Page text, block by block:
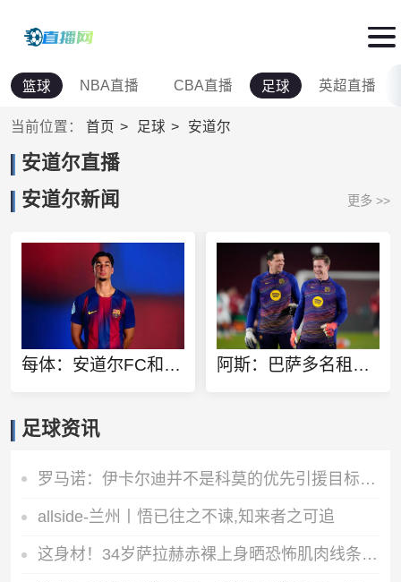
篮球 NBA直播 CBA直播 足球 英超直播
当前位置： 首页 足球 安道尔
安道尔直播
安道尔新闻
更多 >>
每体：安道尔FC和沙巴度尔有意租借巴萨小将吉列·费尔南德斯 阿斯：巴萨多名租借在外门将陆续归队，特尔施特根的情况最难解决
足球资讯
罗马诺：伊卡尔迪并不是科莫的优先引援目标，球员仍在等待报价
allside-兰州丨悟已往之不谏,知来者之可追
这身材！34岁萨拉赫赤裸上身晒恐怖肌肉线条，其下家仍是未知数